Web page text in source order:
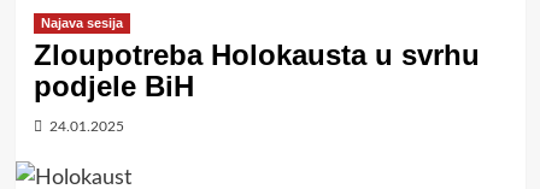
Najava sesija
Zloupotreba Holokausta u svrhu
podjele BiH
24.01.2025